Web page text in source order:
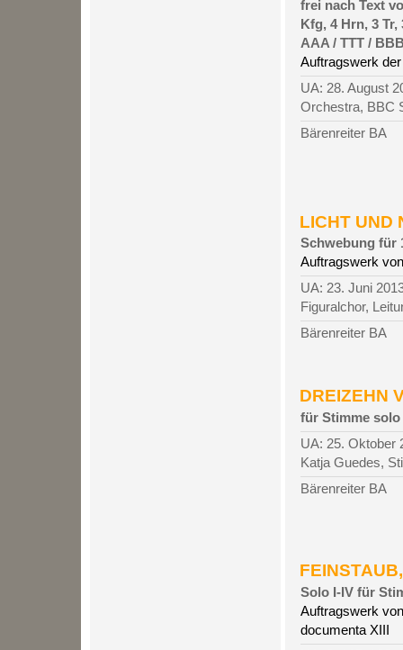
frei nach Text
Kfg, 4 Hrn, 3
AAA / TTT /
Auftragswerk
UA: 28. August
Orchestra, BBC
Bärenreiter BA
LICHT UND
Schwebung für
Auftragswerk
UA: 23. Juni
Figuralchor,
Bärenreiter BA
DREIZEHN
für Stimme solo
UA: 25. Oktober
Katja Guedes,
Bärenreiter BA
Solo I-IV für
Auftragswerk
documenta XIII